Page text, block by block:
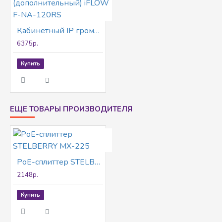
Кабинетный IP громкоговоритель 20 Вт (дополнительный) iFLOW F-NA-120RS
6375р.
Купить
ЕЩЕ ТОВАРЫ ПРОИЗВОДИТЕЛЯ
PoE-сплиттер STELBERRY MX-225
2148р.
Купить